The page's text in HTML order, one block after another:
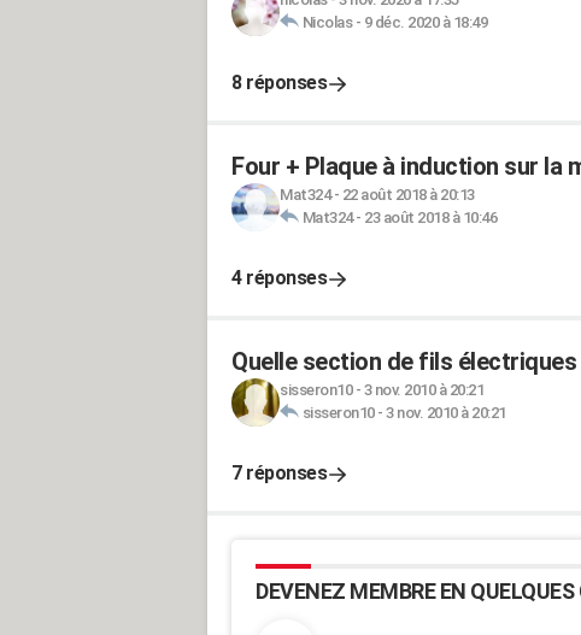
Nicolas- 9 déc. 2020 à 18:49
8 réponses
Four + Plaque à induction sur la
Mat324- 22 août 2018 à 20:13
Mat324- 23 août 2018 à 10:46
4 réponses
Quelle section de fils
sisseron10- 3 nov. 2010 à 20:21
sisseron10- 3 nov. 2010 à 20:21
7 réponses
DEVENEZ MEMBRE EN QUELQUES